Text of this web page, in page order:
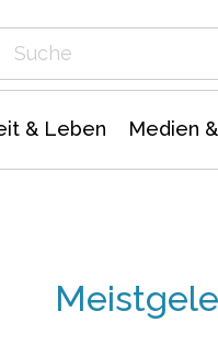
& Leben Medien